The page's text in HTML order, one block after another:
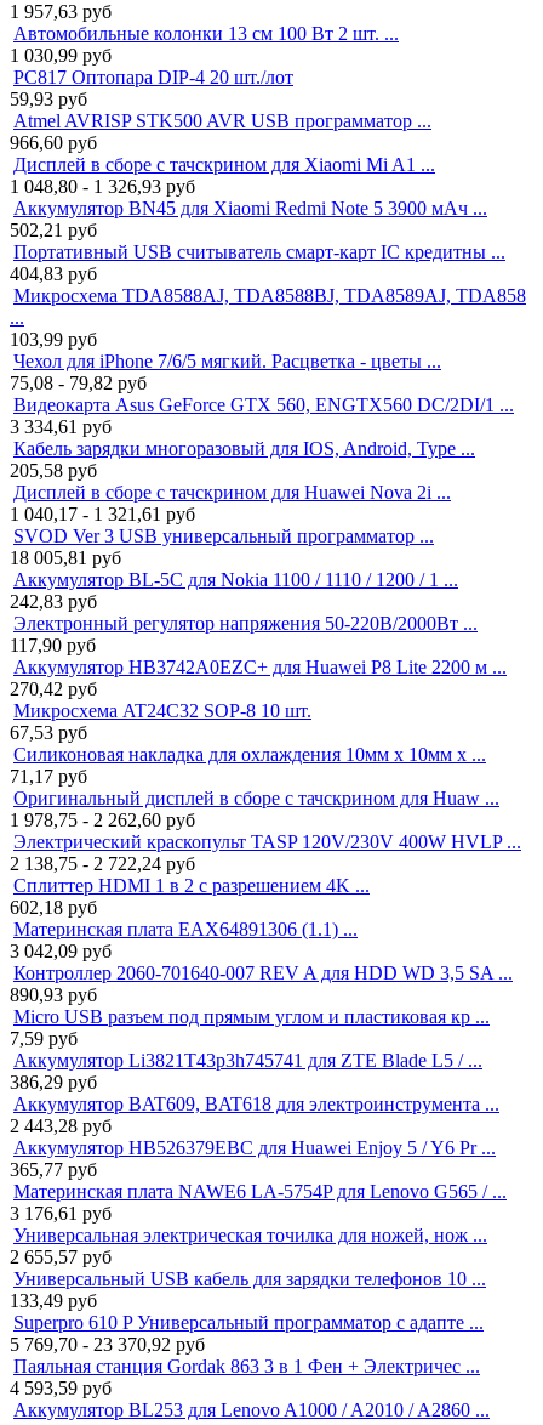
1 957,63 руб
Автомобильные колонки 13 см 100 Вт 2 шт. ...
1 030,99 руб
PC817 Оптопара DIP-4 20 шт./лот
59,93 руб
Atmel AVRISP STK500 AVR USB программатор ...
966,60 руб
Дисплей в сборе с тачскрином для Xiaomi Mi A1 ...
1 048,80 - 1 326,93 руб
Аккумулятор BN45 для Xiaomi Redmi Note 5 3900 мАч ...
502,21 руб
Портативный USB считыватель смарт-карт IC кредитны ...
404,83 руб
Микросхема TDA8588AJ, TDA8588BJ, TDA8589AJ, TDA858
...
103,99 руб
Чехол для iPhone 7/6/5 мягкий. Расцветка - цветы ...
75,08 - 79,82 руб
Видеокарта Asus GeForce GTX 560, ENGTX560 DC/2DI/1 ...
3 334,61 руб
Кабель зарядки многоразовый для IOS, Android, Type ...
205,58 руб
Дисплей в сборе с тачскрином для Huawei Nova 2i ...
1 040,17 - 1 321,61 руб
SVOD Ver 3 USB универсальный программатор ...
18 005,81 руб
Аккумулятор BL-5C для Nokia 1100 / 1110 / 1200 / 1 ...
242,83 руб
Электронный регулятор напряжения 50-220В/2000Вт ...
117,90 руб
Аккумулятор HB3742A0EZC+ для Huawei P8 Lite 2200 м ...
270,42 руб
Микросхема AT24C32 SOP-8 10 шт.
67,53 руб
Силиконовая накладка для охлаждения 10мм x 10мм x ...
71,17 руб
Оригинальный дисплей в сборе с тачскрином для Huaw ...
1 978,75 - 2 262,60 руб
Электрический краскопульт TASP 120V/230V 400W HVLP ...
2 138,75 - 2 722,24 руб
Сплиттер HDMI 1 в 2 с разрешением 4K ...
602,18 руб
Материнская плата EAX64891306 (1.1) ...
3 042,09 руб
Контроллер 2060-701640-007 REV A для HDD WD 3,5 SA ...
890,93 руб
Micro USB разъем под прямым углом и пластиковая кр ...
7,59 руб
Аккумулятор Li3821T43p3h745741 для ZTE Blade L5 / ...
386,29 руб
Аккумулятор BAT609, BAT618 для электроинструмента ...
2 443,28 руб
Аккумулятор HB526379EBC для Huawei Enjoy 5 / Y6 Pr ...
365,77 руб
Материнская плата NAWE6 LA-5754P для Lenovo G565 / ...
3 176,61 руб
Универсальная электрическая точилка для ножей, нож ...
2 655,57 руб
Универсальный USB кабель для зарядки телефонов 10 ...
133,49 руб
Superpro 610 P Универсальный программатор с адапте ...
5 769,70 - 23 370,92 руб
Паяльная станция Gordak 863 3 в 1 Фен + Электричес ...
4 593,59 руб
Аккумулятор BL253 для Lenovo A1000 / A2010 / A2860 ...